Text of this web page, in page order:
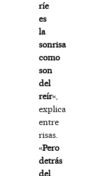
ríe
es
la
sonrisa
como
son
del
reír«,
explica
entre
risas.
«Pero
detrás
del